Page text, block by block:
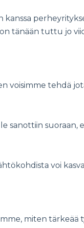
tänään tuttu jo
voisimme tehdä
sanottiin
voi
miten